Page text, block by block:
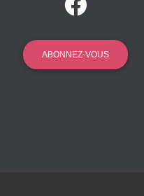
ABONNEZ-VOUS